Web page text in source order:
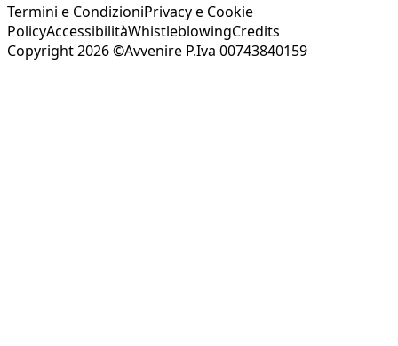
Termini e CondizioniPrivacy e Cookie
PolicyAccessibilitàWhistleblowingCredits
Copyright 2026 ©Avvenire P.Iva 00743840159